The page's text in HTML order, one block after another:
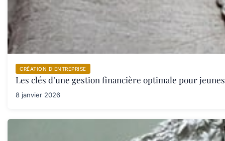
CRÉATION D’ENTREPRISE
Les clés d’une gestion financière optimale pour
8 janvier 2026